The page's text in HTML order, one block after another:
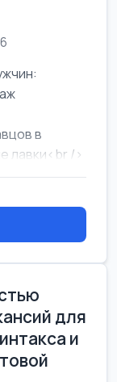
в
лавки<br />
для
и